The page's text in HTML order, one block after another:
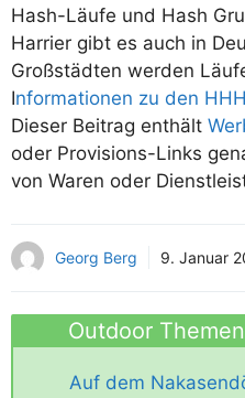
Hash-Läufe und Hash
Harrier gibt es auch in
Großstädten werden
Informationen zu den
Dieser Beitrag enthält
oder Provisions-Links
von Waren oder
Georg Berg 9. Januar
Outdoor
Auf dem